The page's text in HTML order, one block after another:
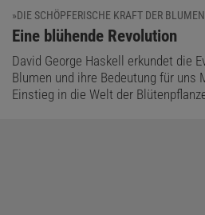
»DIE SCHÖPFERISCHE KRAFT DER
:
Eine blühende Revolution
David George Haskell erkundet die
Blumen und ihre Bedeutung für uns
Einstieg in die Welt der